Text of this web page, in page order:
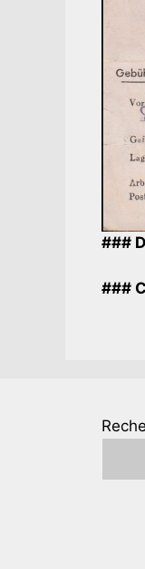
###
###